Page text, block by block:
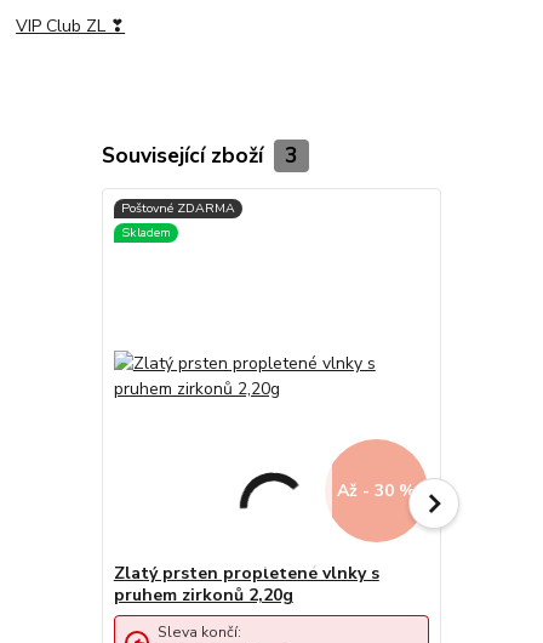
VIP Club ZL ❣
Související zboží 3
Až - 30 %
Zlatý prsten propletené vlnky s
pruhem zirkonů 2,20g
Sleva končí: